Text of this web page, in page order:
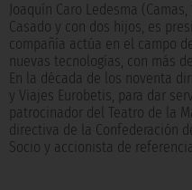
Joaquín Caro Ledesma
Casado y con dos hijos, es
compañía actúa en el campo
nuevas tecnologías, con más
En la década de los noventa
y Viajes Eurobetis, para dar
patrocinador del Teatro de la
directiva de la Confederación
Socio y accionista de